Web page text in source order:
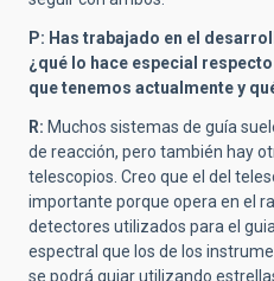
P: Has trabajado en el
¿qué lo hace especial
que tenemos actualmente y
R: Muchos sistemas de guía
de reacción, pero también hay
telescopios. Creo que el del
importante porque opera en el
detectores utilizados para el
espectral que los de los
se podrá guiar utilizando